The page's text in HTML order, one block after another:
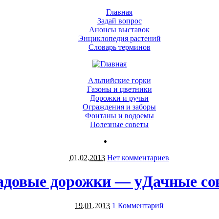
Главная
Задай вопрос
Анонсы выставок
Энциклопедия растений
Словарь терминов
Альпийские горки
Газоны и цветники
Дорожки и ручьи
Ограждения и заборы
Фонтаны и водоемы
Полезные советы
01.02.2013 Нет комментариев
дорожки — уДачные
19.01.2013 1 Комментарий